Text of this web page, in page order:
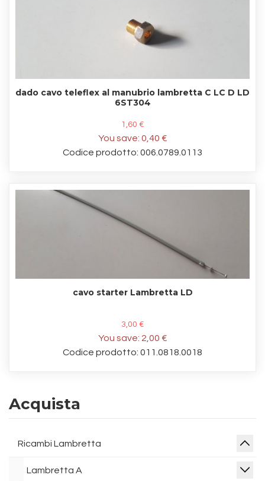
dado cavo teleflex al manubrio lambretta C LC D LD
6ST304
1,60 €
You save: 0,40 €
Codice prodotto: 006.0789.0113
cavo starter Lambretta LD
3,00 €
You save: 2,00 €
Codice prodotto: 011.0818.0018
Acquista
Ricambi Lambretta
Lambretta A